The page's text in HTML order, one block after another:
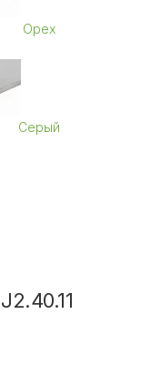
Орех
Серый